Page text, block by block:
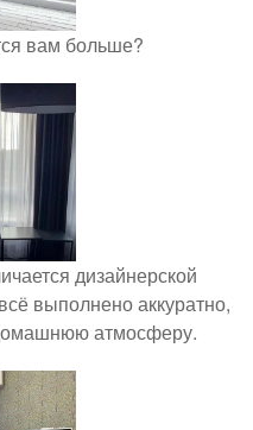
вам больше?
дизайнерской
выполнено аккуратно,
атмосферу.